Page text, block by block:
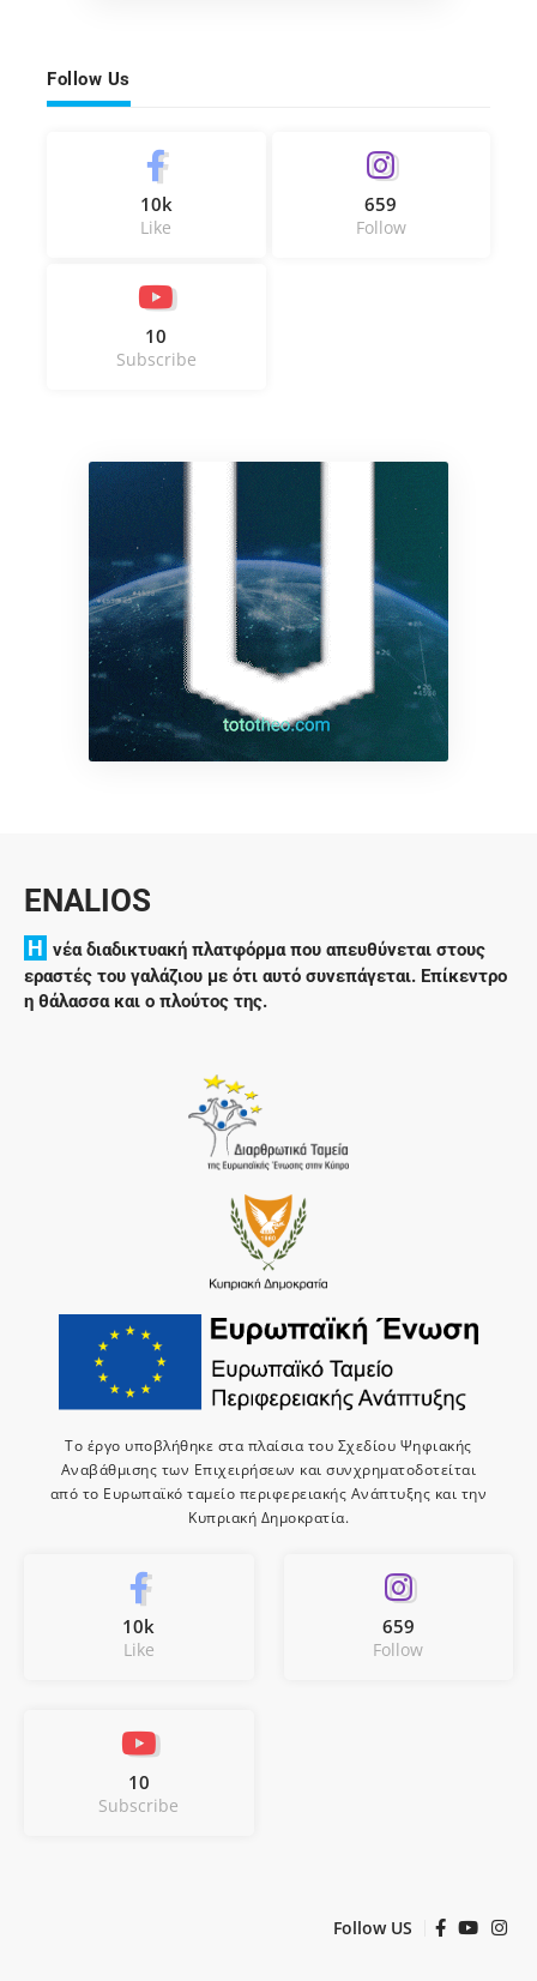
Follow Us
10k
Like
659
Follow
10
Subscribe
ENALIOS
H νέα διαδικτυακή πλατφόρμα που απευθύνεται στους
εραστές του γαλάζιου με ότι αυτό συνεπάγεται. Επίκεντρο
η θάλασσα και ο πλούτος της.
Το έργο υποβλήθηκε στα πλαίσια του Σχεδίου Ψηφιακής
Αναβάθμισης των Επιχειρήσεων και συνχρηματοδοτείται
από το Ευρωπαϊκό ταμείο περιφερειακής Ανάπτυξης και την
Κυπριακή Δημοκρατία.
10k
Like
659
Follow
10
Subscribe
Follow US